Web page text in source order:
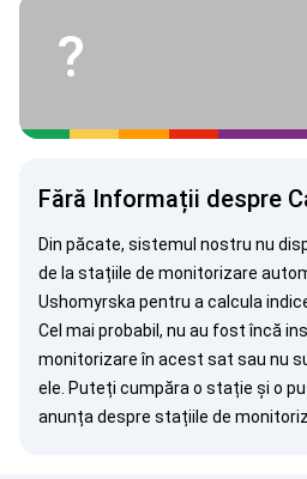
?
Fără Informații despre
Din păcate, sistemul nostru nu
de la stațiile de monitorizare
Ushomyrska pentru a calcula
Cel mai probabil, nu au fost încă
monitorizare în acest sat sau nu
ele. Puteți cumpăra o stație și o
anunța despre stațiile de